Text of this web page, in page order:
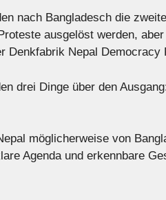
nach Bangladesch die
ausgelöst werden,
Denkfabrik Nepal Democracy
drei Dinge über den
möglicherweise von
Agenda und erkennbare